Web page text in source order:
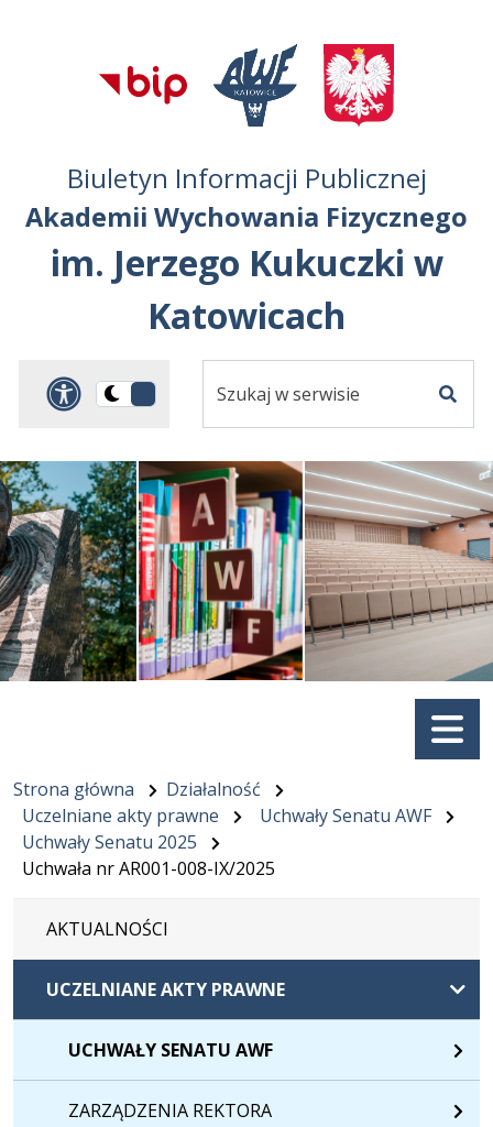
Przejdź do
głównego menu
Przejdź do treści
Przejdź do mapy
serwisu
Biuletyn Informacji Publicznej
Akademii Wychowania Fizycznego
im. Jerzego Kukuczki w
Katowicach
Panel dostosowania
Przełącz
ciemną
serwisie
Menu
Strona główna
Działalność
Uczelniane akty prawne
Uchwały Senatu AWF
Uchwały Senatu 2025
Uchwała nr AR001-008-IX/2025
AKTUALNOŚCI
UCZELNIANE AKTY PRAWNE
UCHWAŁY SENATU AWF
ZARZĄDZENIA REKTORA